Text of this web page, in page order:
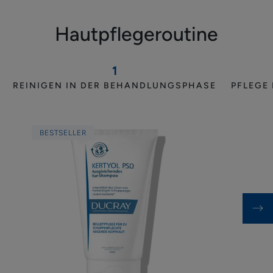
Hautpflegeroutine
1
Kur-
REINIGEN IN DER BEHANDLUNGSPHASE
BESTSELLER